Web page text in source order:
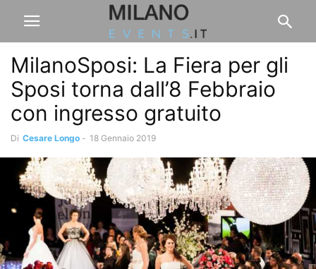
MilanoSposi: La Fiera per gli
Sposi torna dall’8 Febbraio
con ingresso gratuito
Di Cesare Longo - 18 Gennaio 2019